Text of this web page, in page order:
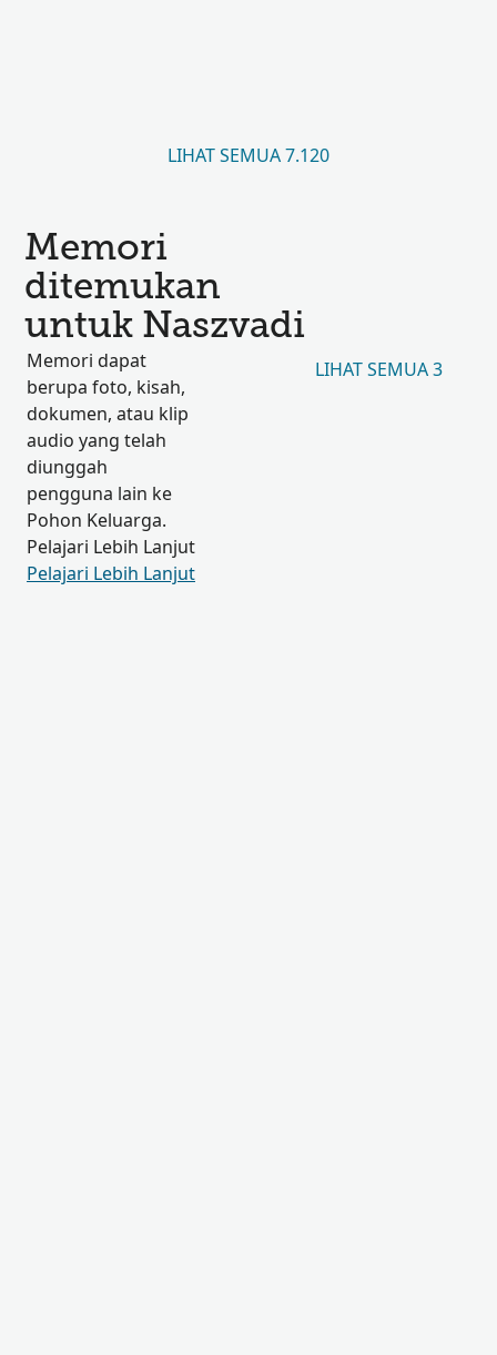
LIHAT SEMUA 7.120
Memori
ditemukan
untuk Naszvadi
Memori dapat
berupa foto, kisah,
dokumen, atau klip
audio yang telah
diunggah
pengguna lain ke
Pohon Keluarga.
Pelajari Lebih Lanjut
Pelajari Lebih Lanjut
LIHAT SEMUA 3